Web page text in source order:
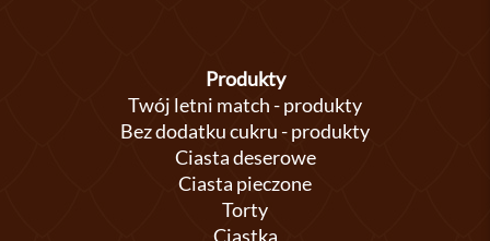
Produkty
Twój letni match - produkty
Bez dodatku cukru - produkty
Ciasta deserowe
Ciasta pieczone
Torty
Ciastka